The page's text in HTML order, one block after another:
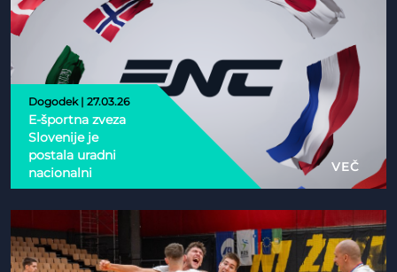
Dogodek | 27.03.26
E-športna zveza
Slovenije je
postala uradni
nacionalni
partner Esports
Nations Cup 2026
VEČ